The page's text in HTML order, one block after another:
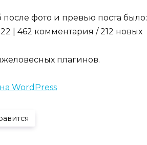
фото и превью поста было:
| 462 комментария / 212 новых
плагинов.